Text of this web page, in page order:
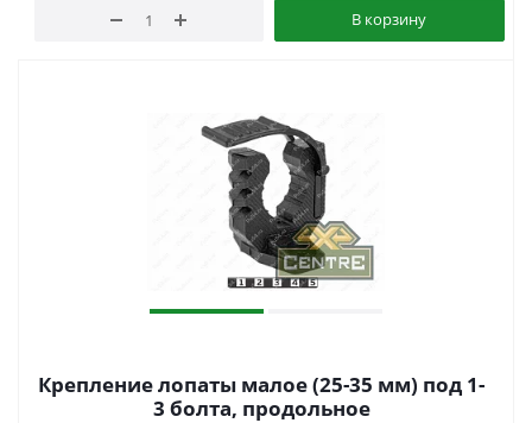
В корзину
Крепление лопаты малое (25-35 мм) под 1-
3 болта, продольное